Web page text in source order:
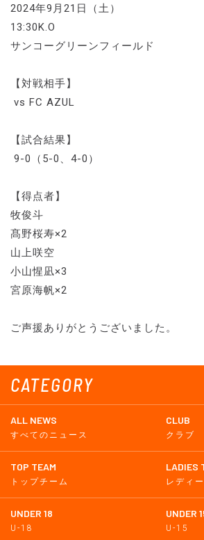
CATEGORY
ALL NEWS
すべてのニュース
CLUB
クラブ
TOP TEAM
トップチーム
LADIES
レディ
UNDER 18
U-18
UNDER
U-15
2024年9月21日（土）
13:30K.O
サンコーグリーンフィールド
【対戦相手】
vs FC AZUL
【試合結果】
9-0（5-0、4-0）
【得点者】
牧俊斗
髙野桜寿×2
山上咲空
小山惺凪×3
宮原海帆×2
ご声援ありがとうございました。